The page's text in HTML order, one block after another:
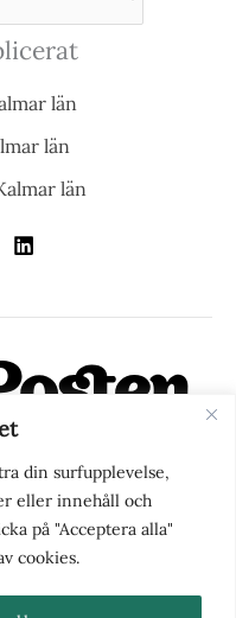
din surfupplevelse,
eller innehåll och
på "Acceptera alla"
cookies.
län
län
län
på nätet. Med
med blick för det större
kanal för nyheter,
grundades 1988 och